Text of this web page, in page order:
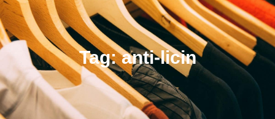
Tag: anti-licin